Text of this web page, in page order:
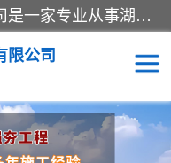
湖南业峻强夯基础工程有限公司是一家专业从事湖南强夯基础工程、强夯机租赁，地基处理的施工单位。业务覆盖：湖南、广东，江西等地。可承接1000KN.m-25000KN.m强夯（置换）工程。公司创始人是国内较早期从事强夯施工的建设者，经过多年的一步一个脚印的发展，在行业内具有较高的度和良好的口碑。
限公司
夯机租赁